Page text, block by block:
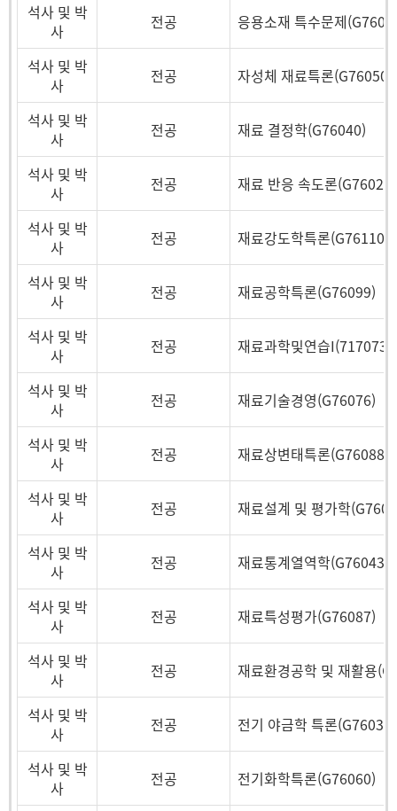
석사 및 박
사
전공 응용소재 특수문제
석사 및 박
사
전공 자성체 재료특론(G76050)
석사 및 박
사
전공 재료 결정학(G76040)
석사 및 박
사
전공 재료 반응 속도론(G76024)
석사 및 박
사
전공 재료강도학특론(G76110)
석사 및 박
사
전공 재료공학특론(G76099)
석사 및 박
사
전공 재료과학및연습I(717073)
석사 및 박
사
전공 재료기술경영(G76076)
석사 및 박
사
전공 재료상변태특론(G76088)
석사 및 박
사
전공 재료설계 및 평가학
석사 및 박
사
전공 재료통계열역학(G76043)
석사 및 박
사
전공 재료특성평가(G76087)
석사 및 박
사
전공 재료환경공학 및 재활용
석사 및 박
사
전공 전기 야금학 특론(G76035)
석사 및 박
사
전공 전기화학특론(G76060)